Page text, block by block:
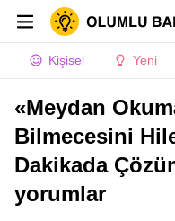
Kişisel Yeni
«Meydan
Bilmecesini
Dakikada
yorumlar